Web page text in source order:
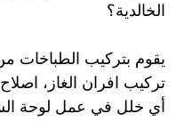
الخالدية؟
يقوم بتركيب الطباخات
تركيب افران الغاز،
أي خلل في عمل لوحة